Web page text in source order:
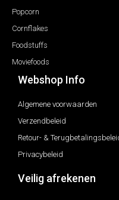
Popcorn
Cornflakes
Foodstuffs
Moviefoods
Webshop Info
Algemene voorwaarden
Verzendbeleid
Retour- &
Privacybeleid
Veilig afrekenen